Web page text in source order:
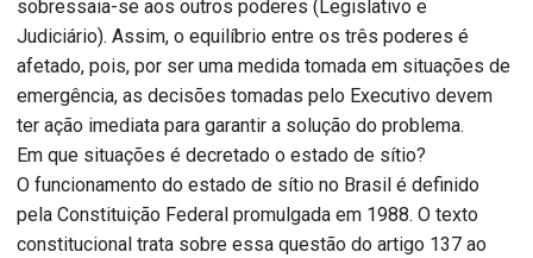
sobressaia-se aos outros poderes (Legislativo e
Judiciário). Assim, o equilíbrio entre os três poderes é
afetado, pois, por ser uma medida tomada em situações de
emergência, as decisões tomadas pelo Executivo devem
ter ação imediata para garantir a solução do problema.
Em que situações é decretado o estado de sítio?
O funcionamento do estado de sítio no Brasil é definido
pela Constituição Federal promulgada em 1988. O texto
constitucional trata sobre essa questão do artigo 137 ao